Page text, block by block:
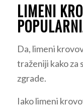
LIMENI
Da, limeni
traženiji kako za
zgrade.
Iako limeni